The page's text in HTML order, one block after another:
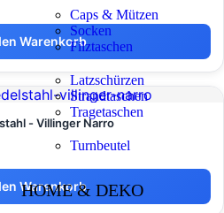
Caps & Mützen
Socken
Filztaschen
Latzschürzen
Strandtaschen
Tragetaschen
Turnbeutel
HOME & DEKO
Warenkorb
- Villinger Narro
Warenkorb